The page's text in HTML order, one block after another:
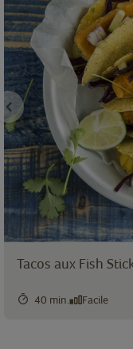
Tacos aux Fish
40 min. Facile